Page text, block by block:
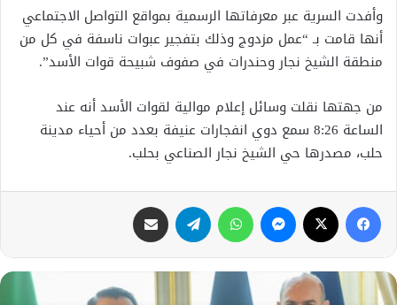
وأفدت السرية عبر معرفاتها الرسمية بمواقع التواصل الاجتماعي
أنها قامت بـ “عمل مزدوج وذلك بتفجير عبوات ناسفة في كل من
منطقة الشيخ نجار وحندرات في صفوف شبيحة قوات الأسد”.
من جهتها نقلت وسائل إعلام موالية لقوات الأسد أنه عند
الساعة 8:26 سمع دوي انفجارات عنيفة بعدد من أحياء مدينة
حلب، مصدرها حي الشيخ نجار الصناعي بحلب.
فيسبوك ماسنجر واتساب تيلقرام